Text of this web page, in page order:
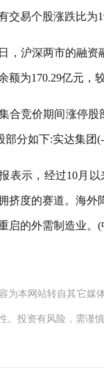
交易个股涨跌比为
，沪深两市的融资
额为170.29亿元，
合竞价期间涨停股
部分如下:实达集团
表示，经过10月
挤度的赛道。海
启的外需制造业。(
为本网站转自其它媒
。投资有风险，需谨慎